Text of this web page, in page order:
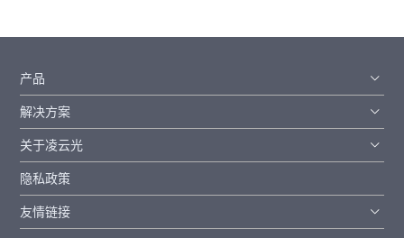
产品
解决方案
关于凌云光
隐私政策
友情链接